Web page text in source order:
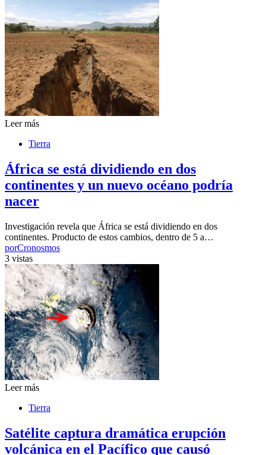
Leer más
Tierra
África se está dividiendo en dos
continentes y un nuevo océano podría
nacer
Investigación revela que África se está dividiendo en dos
continentes. Producto de estos cambios, dentro de 5 a…
porCronosmos
3 vistas
Leer más
Tierra
Satélite captura dramática erupción
volcánica en el Pacífico que causó